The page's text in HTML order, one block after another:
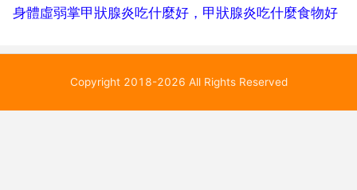
身體虛弱掌甲狀腺炎吃什麼好，甲狀腺炎吃什麼食物好
Copyright 2018-2026 All Rights Reserved